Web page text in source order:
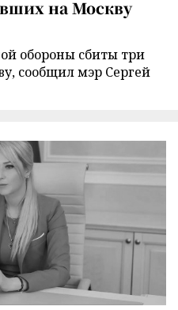
на Москву
обороны сбиты три
сообщил мэр Сергей